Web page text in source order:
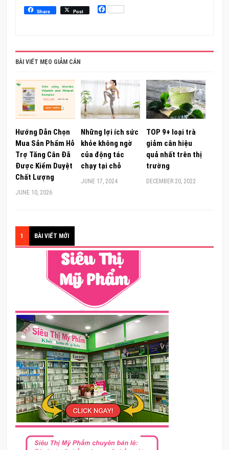
Share Post Facebook
BÀI VIẾT MẸO GIẢM CÂN
Hướng Dẫn Chọn
Mua Sản Phẩm Hỗ
Trợ Tăng Cân Đã
Được Kiểm Duyệt
Chất Lượng
JUNE 10, 2026
Những lợi ích sức
khỏe không ngờ
của động tác
chạy tại chỗ
JUNE 17, 2024
TOP 9+ loại trà
giảm cân hiệu
quả nhất trên thị
trường
DECEMBER 20, 2022
1 BÀI VIẾT MỚI